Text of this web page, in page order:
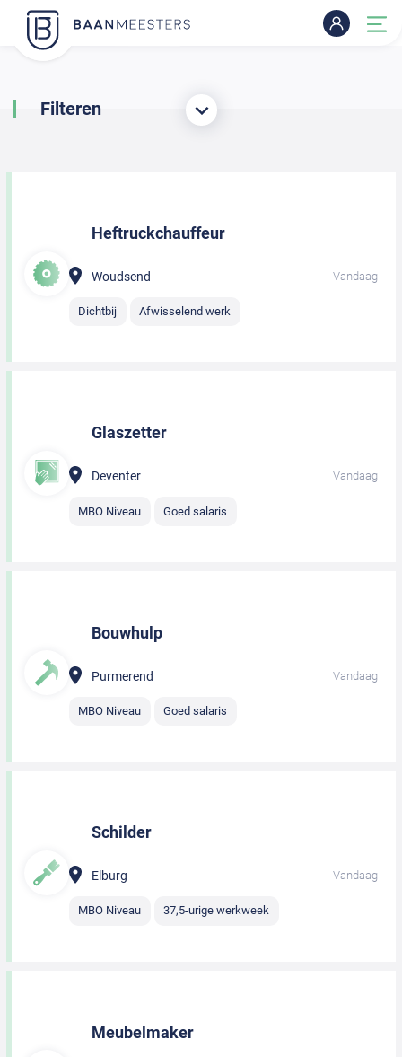
Filteren
Heftruckchauffeur
Woudsend Vandaag
Dichtbij Afwisselend werk
Glaszetter
Deventer Vandaag
MBO Niveau Goed salaris
Bouwhulp
Purmerend Vandaag
MBO Niveau Goed salaris
Schilder
Elburg Vandaag
MBO Niveau 37,5-urige werkweek
Meubelmaker